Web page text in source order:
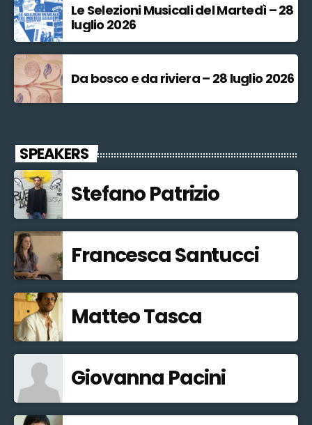
Le Selezioni Musicali del Martedì – 28
luglio 2026
Da bosco e da riviera – 28 luglio 2026
SPEAKERS
Stefano Patrizio
Francesca Santucci
Matteo Tasca
Giovanna Pacini